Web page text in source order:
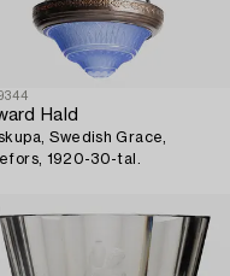
Hald
Swedish Grace,
1920-30-tal.